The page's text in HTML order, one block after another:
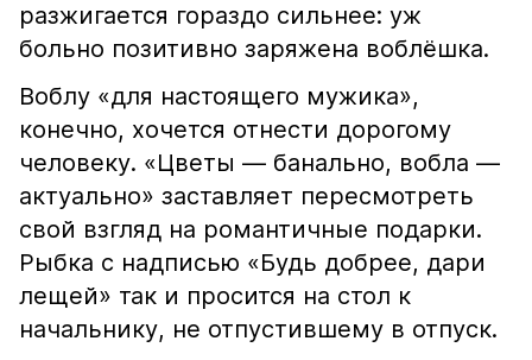
разжигается гораздо сильнее: уж
больно позитивно заряжена воблёшка.
Воблу «для настоящего мужика»,
конечно, хочется отнести дорогому
человеку. «Цветы — банально, вобла —
актуально» заставляет пересмотреть
свой взгляд на романтичные подарки.
Рыбка с надписью «Будь добрее, дари
лещей» так и просится на стол к
начальнику, не отпустившему в отпуск.